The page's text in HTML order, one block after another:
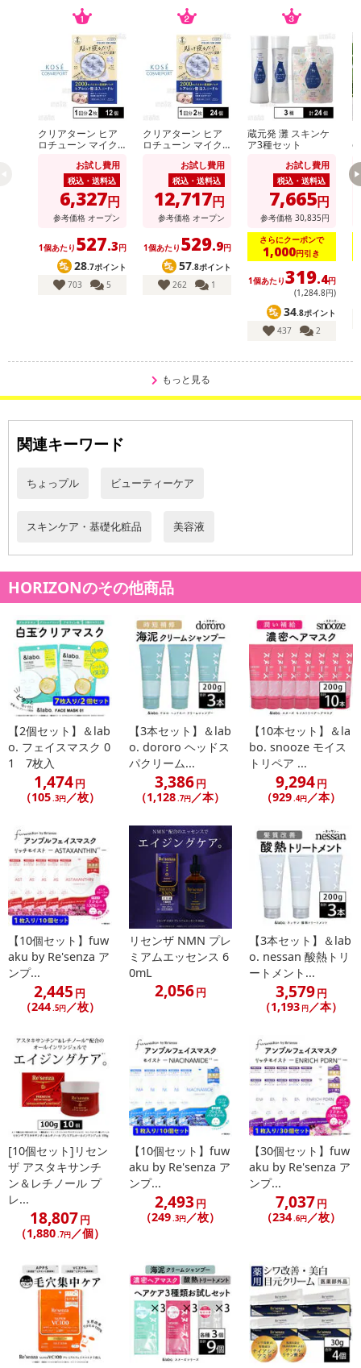
クリアターン ヒア
ロチューン マイク
分(2枚入)お試し費用
税込・送料込
6,327円
参考価格 オープン
1個あたり 527.3円
28.7ポイント
703
5
クリアターン ヒア
ロチューン マイク
分(2枚入)お試し費用
税込・送料込
12,717円
参考価格 オープン
1個あたり 529.9円
57.8ポイント
262
1
蔵元発 灘 スキンケ
ア3種セット
お試し費用
税込・送料込
7,665円
参考価格 30,835円
さらにクーポンで
1,000円引き
1個あたり319.4円
(1,284.8円)
34.8ポイント
437
2
もっと見る
関連キーワード
ちょっプル ビューティーケア
スキンケア・基礎化粧品 美容液
HORIZONのその他商品
【2個セット】＆lab
o. フェイスマスク 0
1 7枚入
1,474円
（105 .3円／枚）
【3本セット】＆lab
o. dororo ヘッドス
パクリーム...
3,386円
（1,128 .7円 ／本）
【10本セット】＆la
bo. snooze モイス
トリペア ...
9,294円
（929 .4円 ／本）
【10個セット】fuw
aku by Re'senza ア
ンプ...
2,445 円
（244.5円／枚）
リセンザ NMN プレ
ミアムエッセンス 6
0mL
2,056円
【3本セット】＆lab
o. nessan 酸熱トリ
ートメント...
3,579円
（1,193 円／本）
[10個セット]リセン
ザ アスタキサンチ
ン＆レチノール プ
レ...
18,807円
（1,880.7円／個）
【10個セット】fuw
aku by Re'senza ア
ンプ...
2,493円
（249.3円／枚）
【30個セット】fuw
aku by Re'senza ア
ンプ...
7,037円
（234.6円／枚）